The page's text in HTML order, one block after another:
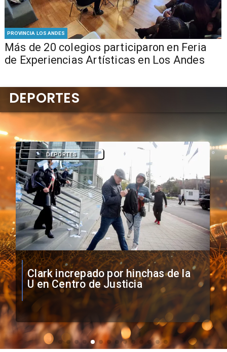
PROVINCIA LOS ANDES
Más de 20 colegios participaron en Feria
de Experiencias Artísticas en Los Andes
Vozinha firma contrato con Colo
Colo como nuevo arquero
DEPORTES
DEPORTES